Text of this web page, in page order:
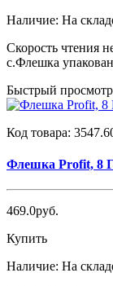
Наличие: На
Скорость чтения
с.Флешка
Быстрый просмотр
Код товара:
Флешка Profit, 8
469.0руб.
Купить
Наличие: На